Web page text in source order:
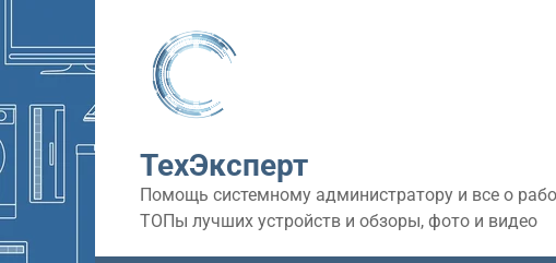
контенту
ТехЭксперт
Помощь системному администратору и все о
ТОПы лучших устройств и обзоры, фото и видео